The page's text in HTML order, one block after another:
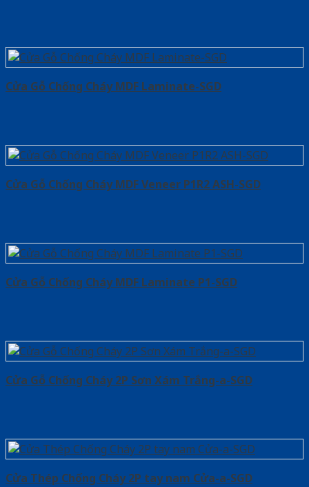
Cửa Gỗ Chống Cháy MDF Laminate-SGD
Cửa Gỗ Chống Cháy MDF Veneer P1R2 ASH-SGD
Cửa Gỗ Chống Cháy MDF Laminate P1-SGD
Cửa Gỗ Chống Cháy 2P Sơn Xám Trắng-a-SGD
Cửa Thép Chống Cháy 2P tay nam Cửa-a-SGD